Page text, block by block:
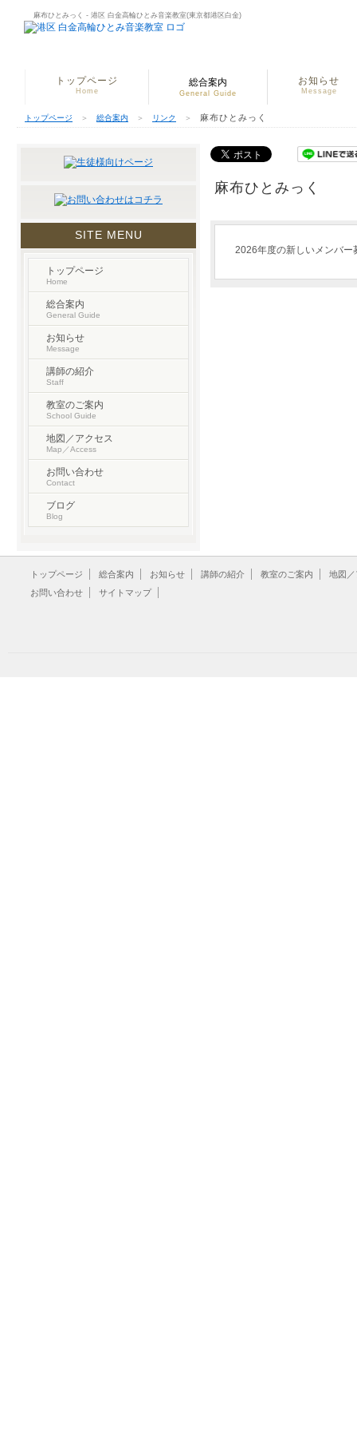
麻布ひとみっく - 港区 白金高輪ひとみ音楽教室(東京都港区白金)
トップページ
Home
総合案内
General Guide
お知らせ
Message
トップページ ＞ 総合案内 ＞ リンク ＞ 麻布ひとみっく
麻布ひとみっく
2026年度の新しいメンバー
SITE MENU
トップページ
Home
総合案内
General Guide
お知らせ
Message
講師の紹介
Staff
教室のご案内
School Guide
地図／アクセス
Map／Access
お問い合わせ
Contact
ブログ
Blog
トップページ 総合案内 お知らせ 講師の紹介 教室のご案内
地図
お問い合わせ
サイトマップ